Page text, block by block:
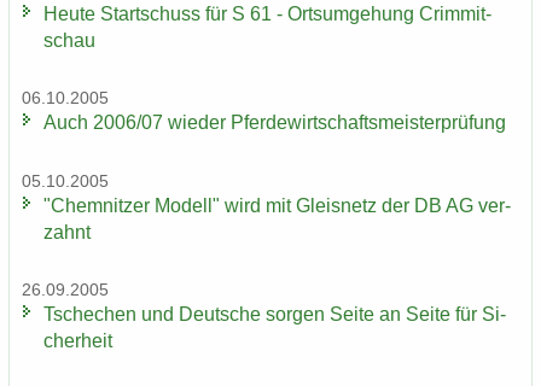
Heute Start­schuss für S 61 - Orts­um­ge­hung Crim­mit­
schau
06.10.2005
Auch 2006/07 wie­der Pfer­de­wirt­schafts­meis­ter­prü­fung
05.10.2005
"Chem­nit­zer Mo­dell" wird mit Gleis­netz der DB AG ver­
zahnt
26.09.2005
Tsche­chen und Deut­sche sor­gen Seite an Seite für Si­
cher­heit